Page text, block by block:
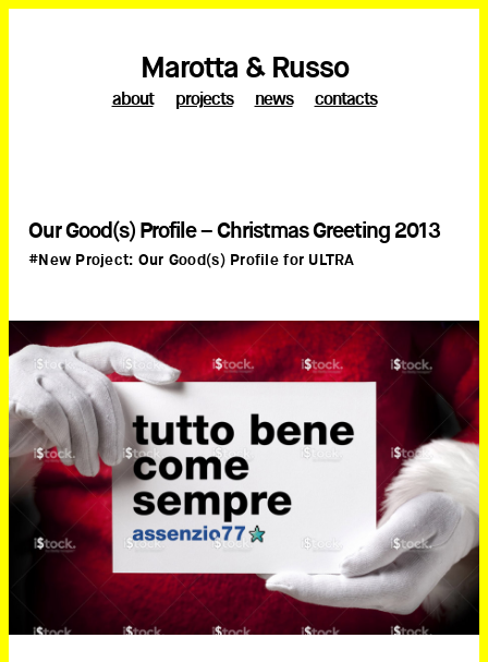
Marotta & Russo
about projects news contacts
Our Good(s) Profile – Christmas Greeting 2013
#New Project: Our Good(s) Profile for ULTRA